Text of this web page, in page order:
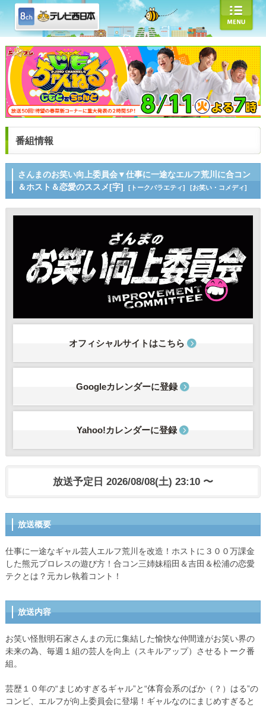
番組情報
さんまのお笑い向上委員会▼仕事に一途なエルフ荒川に合コン
＆ホスト＆恋愛のススメ[字]
[トークバラエティ] [お笑い・コメディ]
オフィシャルサイトはこちら
Googleカレンダーに登録
Yahoo!カレンダーに登録
放送予定日 2026/08/08(土) 23:10 〜
放送概要
仕事に一途なギャル芸人エルフ荒川を改造！ホストに３００万課金
した熊元プロレスの遊び方！合コン三姉妹稲田＆吉田＆松浦の恋愛
テクとは？元カレ執着コント！
放送内容
お笑い怪獣明石家さんまの元に集結した愉快な仲間達がお笑い界の
未来の為、毎週１組の芸人を向上（スキルアップ）させるトーク番
組。
芸歴１０年の“まじめすぎるギャル”と“体育会系のばか（？）はる”の
コンビ、エルフが向上委員会に登場！ギャルなのにまじめすぎると